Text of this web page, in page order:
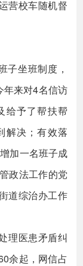
营校车随机督
子坐班制度，
年来对4名信访
给予了帮扶帮
解决；有效落
加一名班子成
政法工作的党
道综治办工作
理医患矛盾纠
余起，网信占